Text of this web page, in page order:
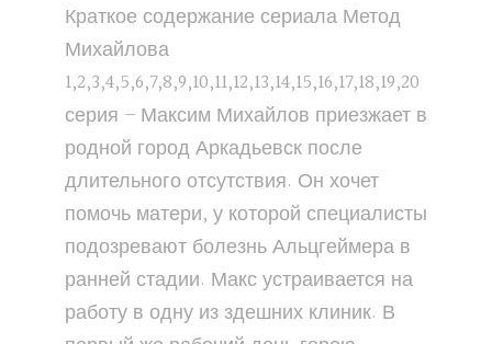
Краткое содержание сериала Метод
Михайлова
1,2,3,4,5,6,7,8,9,10,11,12,13,14,15,16,17,18,19,20
серия – Максим Михайлов приезжает в
родной город Аркадьевск после
длительного отсутствия. Он хочет
помочь матери, у которой специалисты
подозревают болезнь Альцгеймера в
ранней стадии. Макс устраивается на
работу в одну из здешних клиник. В